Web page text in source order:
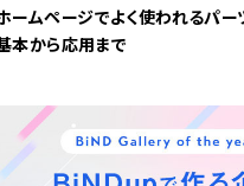
ームページでよく使われるパー
本から応用まで